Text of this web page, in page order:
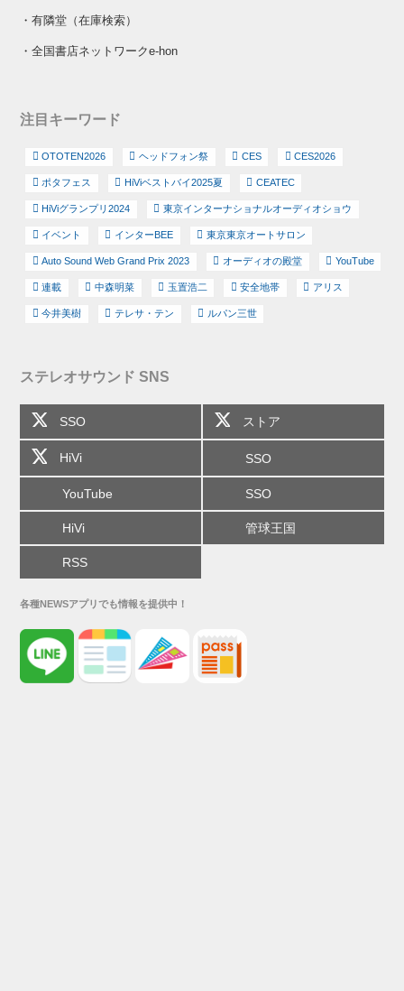
・有隣堂（在庫検索）
・全国書店ネットワークe-hon
注目キーワード
OTOTEN2026 ヘッドフォン祭 CES CES2026
ポタフェス HiViベストバイ2025夏 CEATEC
HiViグランプリ2024 東京インターナショナルオーディオショウ
イベント インターBEE 東京東京オートサロン
Auto Sound Web Grand Prix 2023 オーディオの殿堂 YouTube
連載 中森明菜 玉置浩二 安全地帯 アリス
今井美樹 テレサ・テン ルパン三世
ステレオサウンド SNS
SSO ストア
HiVi SSO
YouTube SSO
HiVi 管球王国
RSS
各種NEWSアプリでも情報を提供中！